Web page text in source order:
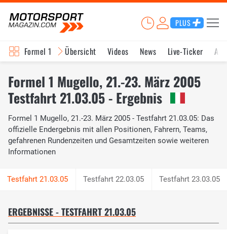
PLUS
Formel 1 Übersicht Videos News Live-Ticker
Formel 1 Mugello, 21.-23. März 2005
Testfahrt 21.03.05 - Ergebnis
Formel 1 Mugello, 21.-23. März 2005 - Testfahrt 21.03.05: Das
offizielle Endergebnis mit allen Positionen, Fahrern, Teams,
gefahrenen Rundenzeiten und Gesamtzeiten sowie weiteren
Informationen
Testfahrt 22.03.05 Testfahrt 23.03.05
ERGEBNISSE - TESTFAHRT 21.03.05